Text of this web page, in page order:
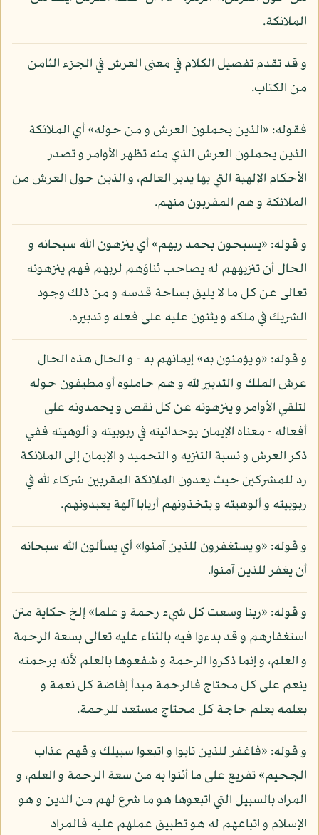
الملائكة.
و قد تقدم تفصيل الكلام في معنى العرش في الجزء الثامن
من الكتاب.
فقوله: «الذين يحملون العرش و من حوله» أي الملائكة
الذين يحملون العرش الذي منه تظهر الأوامر و تصدر
الأحكام الإلهية التي بها يدبر العالم، و الذين حول العرش من
الملائكة و هم المقربون منهم.
و قوله: «يسبحون بحمد ربهم» أي ينزهون الله سبحانه و
الحال أن تنزيههم له يصاحب ثناؤهم لربهم فهم ينزهونه
تعالى عن كل ما لا يليق بساحة قدسه و من ذلك وجود
الشريك في ملكه و يثنون عليه على فعله و تدبيره.
و قوله: «و يؤمنون به» إيمانهم به - و الحال هذه الحال
عرش الملك و التدبير لله و هم حاملوه أو مطيفون حوله
لتلقي الأوامر و ينزهونه عن كل نقص و يحمدونه على
أفعاله - معناه الإيمان بوحدانيته في ربوبيته و ألوهيته ففي
ذكر العرش و نسبة التنزيه و التحميد و الإيمان إلى الملائكة
رد للمشركين حيث يعدون الملائكة المقربين شركاء لله في
ربوبيته و ألوهيته و يتخذونهم أربابا آلهة يعبدونهم.
و قوله: «و يستغفرون للذين آمنوا» أي يسألون الله سبحانه
أن يغفر للذين آمنوا.
و قوله: «ربنا وسعت كل شيء رحمة و علما» إلخ حكاية متن
استغفارهم و قد بدءوا فيه بالثناء عليه تعالى بسعة الرحمة
و العلم، و إنما ذكروا الرحمة و شفعوها بالعلم لأنه برحمته
ينعم على كل محتاج فالرحمة مبدأ إفاضة كل نعمة و
بعلمه يعلم حاجة كل محتاج مستعد للرحمة.
و قوله: «فاغفر للذين تابوا و اتبعوا سبيلك و قهم عذاب
الجحيم» تفريع على ما أثنوا به من سعة الرحمة و العلم، و
المراد بالسبيل التي اتبعوها هو ما شرع لهم من الدين و هو
الإسلام و اتباعهم له هو تطبيق عملهم عليه فالمراد